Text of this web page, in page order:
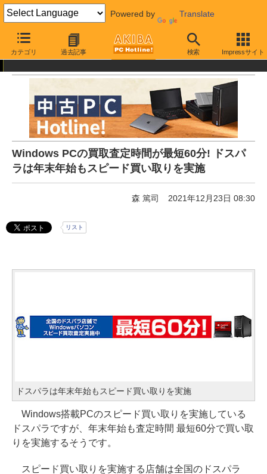
Powered by Translate
カテゴリ 過去記事 検索 Impressサイト
AKIBA PC Hotline! 秋葉原情報 その他
Windows PCの買取査定時間が最短60分! ドスパ
ラは年末年始もスピード買い取りを実施
森 篤司 2021年12月23日 08:30
リスト
ドスパラは年末年始もスピード買い取りを実施
Windows搭載PCのスピード買い取りを実施している
ドスパラですが、年末年始も査定時間 最短60分で買い取
りを実施するそうです。
スピード買い取りを実施する店舗は全国のドスパラ